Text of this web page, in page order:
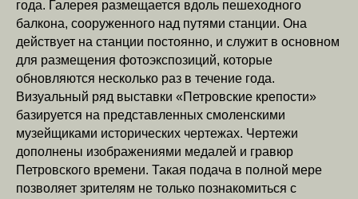
года. Галерея размещается вдоль пешеходного
балкона, сооруженного над путями станции. Она
действует на станции постоянно, и служит в основном
для размещения фотоэкспозиций, которые
обновляются несколько раз в течение года.
Визуальный ряд выставки «Петровские крепости»
базируется на представленных смоленскими
музейщиками исторических чертежах. Чертежи
дополнены изображениями медалей и гравюр
Петровского времени. Такая подача в полной мере
позволяет зрителям не только познакомиться с